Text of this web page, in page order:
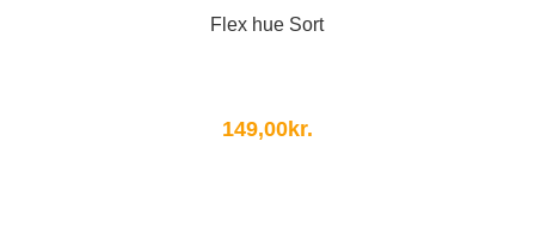
Flex hue Sort
149,00kr.